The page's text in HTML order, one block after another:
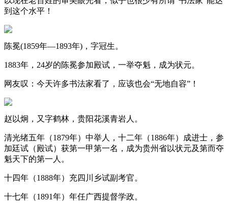
到这个水平！
陈冕(1859年—1893年)，字冠生。
1883年，24岁的陈冕参加殿试，一举夺魁，成为状元。
网友叹：今天许多书法家看了，应该也会“无地自容”！
赵以炯，又字鹤林，贵阳花溪青岩人。
清光绪五年（1879年）中举人，十二年（1886年）成进士，参
加廷试（殿试）获第一甲第一名，成为贵州省以状元及第而夺
魁天下的第一人。
十四年（1888年）充四川乡试副考官。
十七年（1891年）年任广西提督学政。